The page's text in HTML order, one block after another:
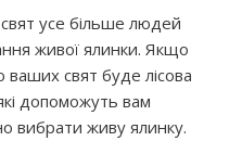
усе більше людей
живої ялинки. Якщо
свят буде лісова
допоможуть вам
вибрати живу ялинку.